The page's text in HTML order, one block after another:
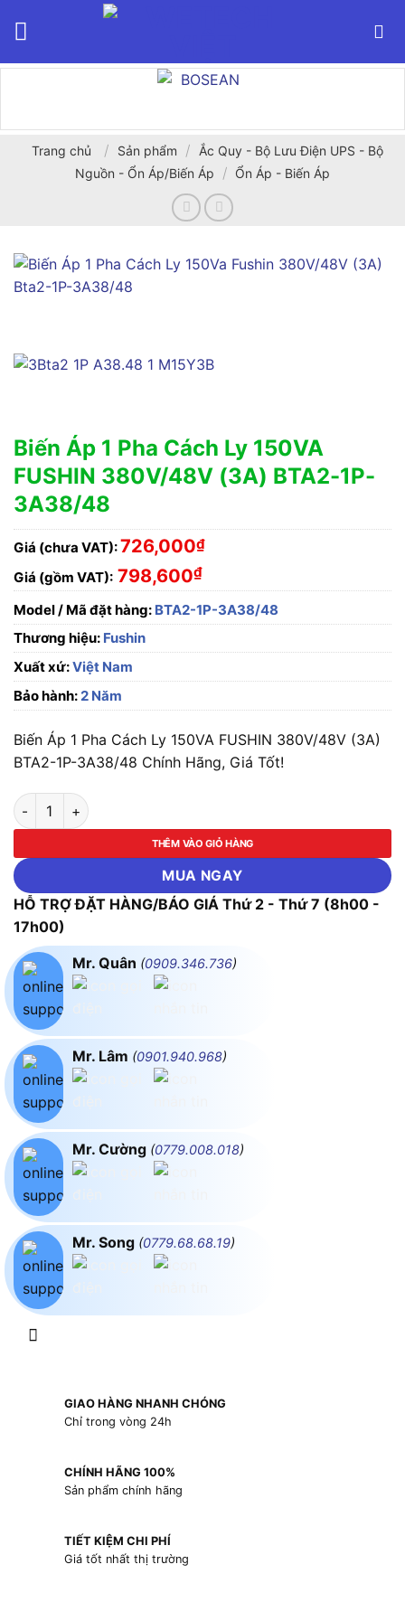
Trang chủ / Sản phẩm /
Ắc Quy - Bộ Lưu Điện UPS - Bộ
Nguồn - Ổn Áp/Biến Áp
/ Ổn Áp - Biến Áp
Biến Áp 1 Pha Cách Ly 150VA
FUSHIN 380V/48V (3A) BTA2-1P-
3A38/48
Giá (chưa VAT):726,000₫
Giá (gồm VAT): 798,600₫
Model / Mã đặt hàng: BTA2-1P-3A38/48
Thương hiệu: Fushin
Xuất xứ:Việt Nam
Bảo hành:2 Năm
Biến Áp 1 Pha Cách Ly 150VA FUSHIN 380V/48V (3A)
BTA2-1P-3A38/48 Chính Hãng, Giá Tốt!
Biến Áp 1 Pha Cách Ly 150VA FUSHIN 380V/48V (3A)
THÊM VÀO GIỎ HÀNG
MUA NGAY
HỖ TRỢ ĐẶT HÀNG/BÁO GIÁ Thứ 2 - Thứ 7 (8h00 -
17h00)
Mr. Quân (0909.346.736)
Mr. Lâm (0901.940.968)
Mr. Cường (0779.008.018)
Mr. Song (0779.68.68.19)
GIAO HÀNG NHANH CHÓNG
Chỉ trong vòng 24h
CHÍNH HÃNG 100%
Sản phẩm chính hãng
TIẾT KIỆM CHI PHÍ
Giá tốt nhất thị trường